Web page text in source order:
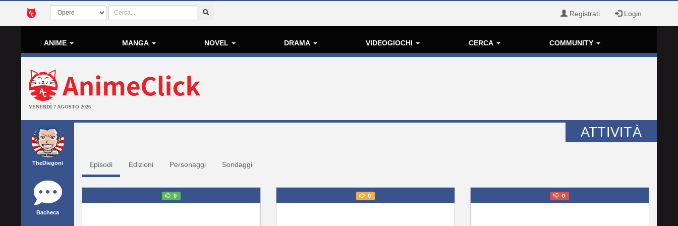
Registrati Login
ANIME MANGA NOVEL DRAMA VIDEOGIOCHI CERCA COMMUNITY
VENERDÌ 7 AGOSTO 2026
TheDiegoni
Bacheca
ATTIVITÀ
Episodi Edizioni Personaggi Sondaggi
0 0 0